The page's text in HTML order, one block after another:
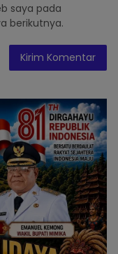
saya pada
berikutnya.